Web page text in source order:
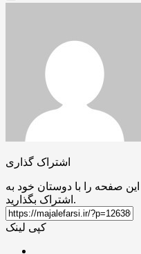
اشتراک گذاری
صفحه را با دوستان خود به
اشتراک بگذارید.
کپی لینک